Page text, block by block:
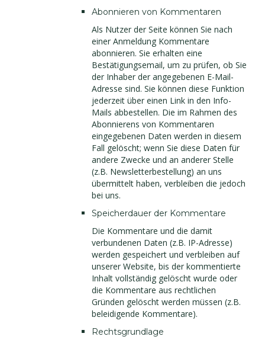
Abonnieren von Kommentaren
Als Nutzer der Seite können Sie nach
einer Anmeldung Kommentare
abonnieren. Sie erhalten eine
Bestätigungsemail, um zu prüfen, ob Sie
der Inhaber der angegebenen E-Mail-
Adresse sind. Sie können diese Funktion
jederzeit über einen Link in den Info-
Mails abbestellen. Die im Rahmen des
Abonnierens von Kommentaren
eingegebenen Daten werden in diesem
Fall gelöscht; wenn Sie diese Daten für
andere Zwecke und an anderer Stelle
(z.B. Newsletterbestellung) an uns
übermittelt haben, verbleiben die jedoch
bei uns.
Speicherdauer der Kommentare
Die Kommentare und die damit
verbundenen Daten (z.B. IP-Adresse)
werden gespeichert und verbleiben auf
unserer Website, bis der kommentierte
Inhalt vollständig gelöscht wurde oder
die Kommentare aus rechtlichen
Gründen gelöscht werden müssen (z.B.
beleidigende Kommentare).
Rechtsgrundlage